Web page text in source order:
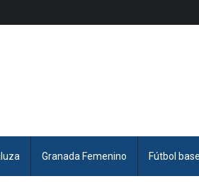
Granada Femenino Fútbol base